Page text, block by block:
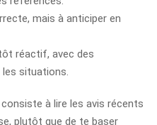
mais à anticiper en
réactif, avec des
les situations.
à lire les avis récents
plutôt que de te baser